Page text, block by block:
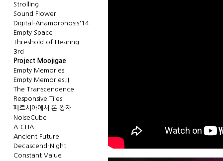
Strolling
Sound Flower
Digital-Anamorphosis'14
Empty Space
Threshold of Hearing
3rd
Project Moojigae
Empty Memories
Empty Memories.II
The Transcendence
Responsive Tiles
페르시아에서 온 왕자
NoiseCube
A-CHA
Ancient Future
Decascend-Night
Constant Value